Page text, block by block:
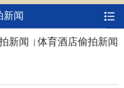
新闻
新闻 体育酒店偷拍新闻